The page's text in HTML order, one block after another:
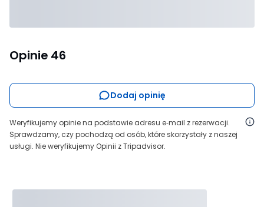
Opinie 46
Dodaj opinię
Weryfikujemy opinie na podstawie adresu e‑mail z rezerwacji.
Sprawdzamy, czy pochodzą od osób, które skorzystały z naszej
usługi. Nie weryfikujemy Opinii z Tripadvisor.